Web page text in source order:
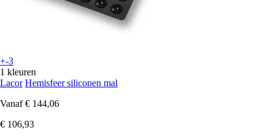
+-3
1 kleuren
Lacor Hemisfeer siliconen mal
Vanaf € 144,06
€ 106,93